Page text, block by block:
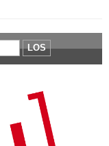
LOS